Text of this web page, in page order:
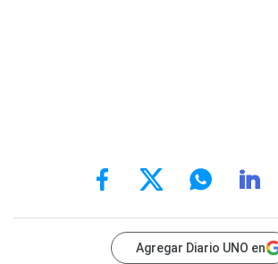
Agregar Diario UNO en